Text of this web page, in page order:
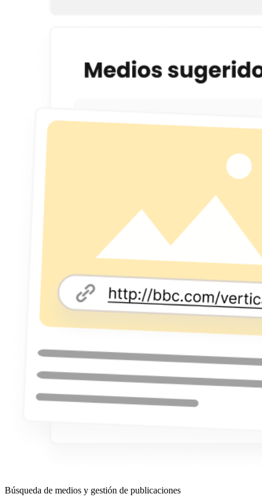
Búsqueda de medios y gestión de publicaciones